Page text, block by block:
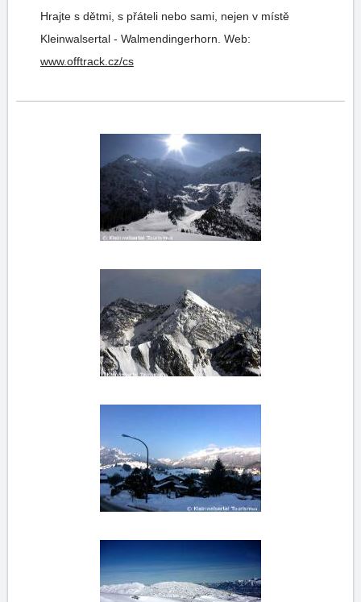
Hrajte s dětmi, s přáteli nebo sami, nejen v místě
Kleinwalsertal - Walmendingerhorn. Web:
www.offtrack.cz/cs